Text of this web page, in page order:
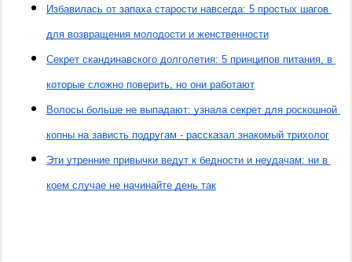
Избавилась от запаха старости навсегда: 5 простых шагов
для возвращения молодости и женственности
Секрет скандинавского долголетия: 5 принципов питания, в
которые сложно поверить, но они работают
Волосы больше не выпадают: узнала секрет для роскошной
копны на зависть подругам - рассказал знакомый трихолог
Эти утренние привычки ведут к бедности и неудачам: ни в
коем случае не начинайте день так